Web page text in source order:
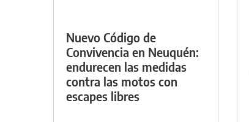
Nuevo Código de
Convivencia en Neuquén:
endurecen las medidas
contra las motos con
escapes libres